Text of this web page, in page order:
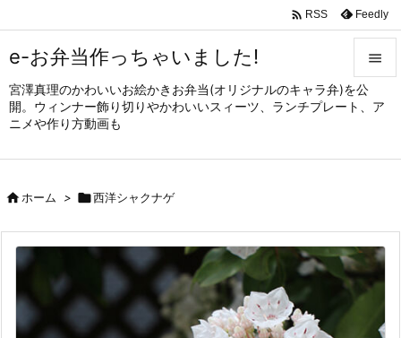
e-お弁当作っちゃいました!
宮澤真理のかわいいお絵かきお弁当(オリジナルのキャラ弁)を公
開。ウィンナー飾り切りやかわいいスィーツ、ランチプレート、ア
ニメや作り方動画も


メニュ
サイド

次へ

 RSS Feedly
ホーム > 西洋シャクナゲ